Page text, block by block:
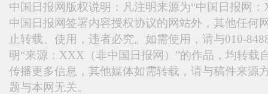
中国日报网版权说明：凡注明来源为“中国日报网
中国日报网签署内容授权协议的网站外，其他任何
止转载、使用，违者必究。如需使用，请与010-
明“来源：XXX（非中国日报网）”的作品，均转载
传播更多信息，其他媒体如需转载，请与稿件来源
题与本网无关。